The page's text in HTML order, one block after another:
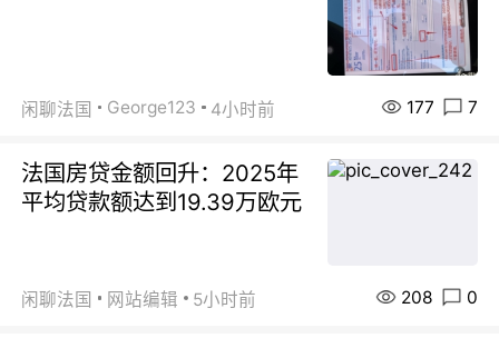
闲聊法国 George123 4小时前 177 7
法国房贷金额回升：2025年
平均贷款额达到19.39万欧元
闲聊法国 网站编辑 5小时前 208 0